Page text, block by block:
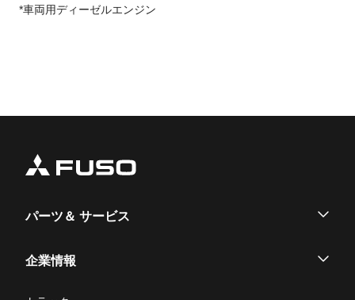
*車両用ディーゼルエンジン
パーツ＆ サービス
パーツ
企業情報